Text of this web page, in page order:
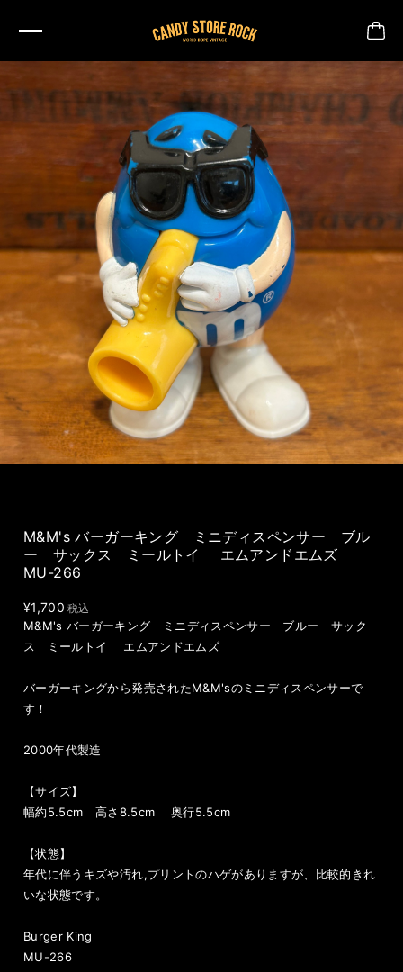
M&M's バーガーキング ミニディスペンサー ブル
ー サックス ミールトイ エムアンドエムズ
MU-266
¥1,700 税込
M&M's バーガーキング ミニディスペンサー ブルー サック
ス ミールトイ エムアンドエムズ
バーガーキングから発売されたM&M'sのミニディスペンサーで
す！
2000年代製造
【サイズ】
幅約5.5cm 高さ8.5cm 奥行5.5cm
【状態】
年代に伴うキズや汚れ,プリントのハゲがありますが、比較的きれ
いな状態です。
Burger King
MU-266